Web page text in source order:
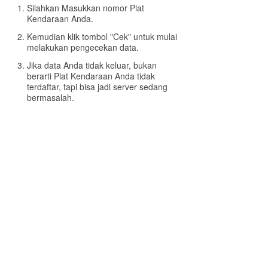
Silahkan Masukkan nomor Plat
Kendaraan Anda.
Kemudian klik tombol "Cek" untuk mulai
melakukan pengecekan data.
Jika data Anda tidak keluar, bukan
berarti Plat Kendaraan Anda tidak
terdaftar, tapi bisa jadi server sedang
bermasalah.